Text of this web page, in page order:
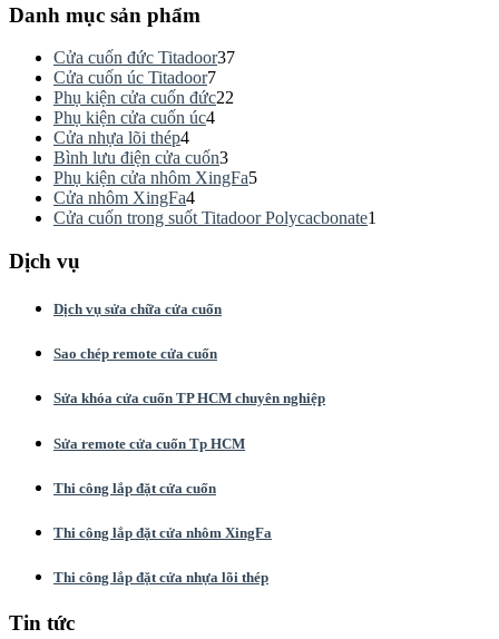
Danh mục sản phẩm
Cửa cuốn đức Titadoor37
Cửa cuốn úc Titadoor7
Phụ kiện cửa cuốn đức22
Phụ kiện cửa cuốn úc4
Cửa nhựa lõi thép4
Bình lưu điện cửa cuốn3
Phụ kiện cửa nhôm XingFa5
Cửa nhôm XingFa4
Cửa cuốn trong suốt Titadoor Polycacbonate1
Dịch vụ
Dịch vụ sửa chữa cửa cuốn
Sao chép remote cửa cuốn
Sửa khóa cửa cuốn TP HCM chuyên nghiệp
Sửa remote cửa cuốn Tp HCM
Thi công lắp đặt cửa cuốn
Thi công lắp đặt cửa nhôm XingFa
Thi công lắp đặt cửa nhựa lõi thép
Tin tức